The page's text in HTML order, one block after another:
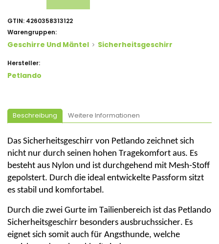
GTIN: 4260358313122
Warengruppen:
Geschirre Und Mäntel Sicherheitsgeschirr
Hersteller:
Petlando
Beschreibung Weitere Informationen
Das Sicherheitsgeschirr von Petlando zeichnet sich
nicht nur durch seinen hohen Tragekomfort aus. Es
besteht aus Nylon und ist durchgehend mit Mesh-Stoff
gepolstert. Durch die ideal entwickelte Passform sitzt
es stabil und komfortabel.
Durch die zwei Gurte im Tailienbereich ist das Petlando
Sicherheitsgeschirr besonders ausbruchssicher. Es
eignet sich somit auch für Angsthunde, welche